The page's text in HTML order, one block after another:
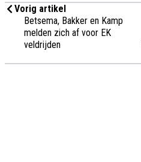
Vorig artikel
Betsema, Bakker en Kamp
melden zich af voor EK
veldrijden